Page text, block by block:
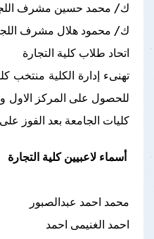
ك/ محمد حسين مشرف
ك/ محمود هلال مشرف
اتحاد طلاب كلية التجارة
تهنىء إدارة الكلية منتخب
للحصول على المركز الاول
كليات الجامعة بعد الفوز على
أسماء لاعبيين كلية التجارة
محمد احمد عبدالصبور
احمد الغنيمى احمد